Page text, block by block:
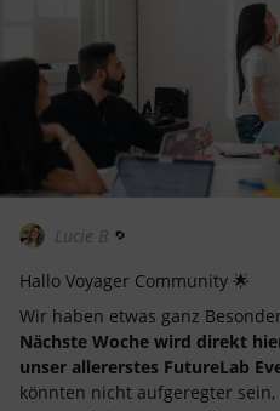
Lucie B
Hallo Voyager Community 🌟
Wir haben etwas ganz
Nächste Woche wird direkt
unser allererstes FutureLab
könnten nicht aufgeregter